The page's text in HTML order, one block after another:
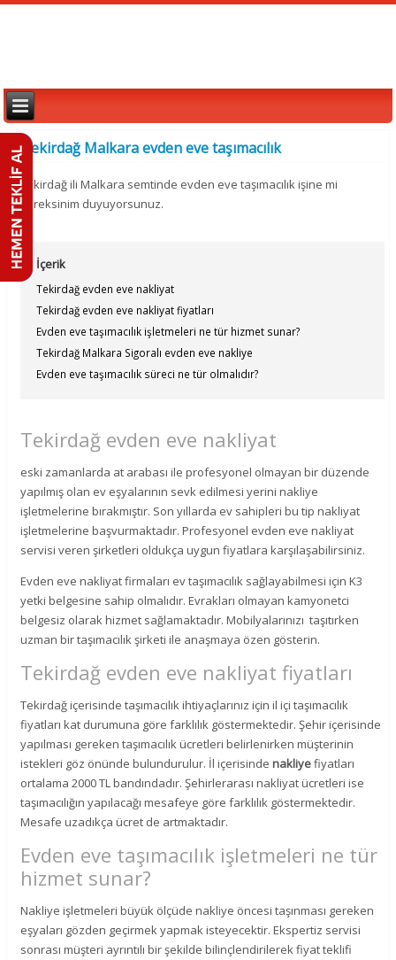
Tekirdağ Malkara evden eve taşımacılık
Tekirdağ ili Malkara semtinde evden eve taşımacılık işine mi
gereksinim duyuyorsunuz.
İçerik
Tekirdağ evden eve nakliyat
Tekirdağ evden eve nakliyat fiyatları
Evden eve taşımacılık işletmeleri ne tür hizmet sunar?
Tekirdağ Malkara Sigoralı evden eve nakliye
Evden eve taşımacılık süreci ne tür olmalıdır?
Tekirdağ evden eve nakliyat
eski zamanlarda at arabası ile profesyonel olmayan bir düzende
yapılmış olan ev eşyalarının sevk edilmesi yerini nakliye
işletmelerine bırakmıştır. Son yıllarda ev sahipleri bu tip nakliyat
işletmelerine başvurmaktadır. Profesyonel evden eve nakliyat
servisi veren şirketleri oldukça uygun fiyatlara karşılaşabilirsiniz.
Evden eve nakliyat firmaları ev taşımacılık sağlayabilmesi için K3
yetki belgesine sahip olmalıdır. Evrakları olmayan kamyonetci
belgesiz olarak hizmet sağlamaktadır. Mobilyalarınızı taşıtırken
uzman bir taşımacılık şirketi ile anaşmaya özen gösterin.
Tekirdağ evden eve nakliyat fiyatları
Tekirdağ içerisinde taşımacılık ihtiyaçlarınız için il içi taşımacılık
fiyatları kat durumuna göre farklılık göstermektedir. Şehir içerisinde
yapılması gereken taşımacılık ücretleri belirlenirken müşterinin
istekleri göz önünde bulundurulur. İl içerisindenakliyefiyatları
ortalama 2000 TL bandındadır. Şehirlerarası nakliyat ücretleri ise
taşımacılığın yapılacağı mesafeye göre farklılık göstermektedir.
Mesafe uzadıkça ücret de artmaktadır.
Evden eve taşımacılık işletmeleri ne tür
hizmet sunar?
Nakliye işletmeleri büyük ölçüde nakliye öncesi taşınması gereken
eşyaları gözden geçirmek yapmak isteyecektir. Ekspertiz servisi
sonrası müşteri ayrıntılı bir şekilde bilinçlendirilerek fiyat teklifi